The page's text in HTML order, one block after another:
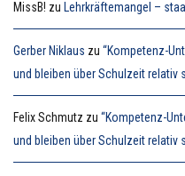
MissB! zu Lehrkräftemangel –
Gerber Niklaus zu “Kompetenz-
und bleiben über Schulzeit relativ
Felix Schmutz zu “Kompetenz-
und bleiben über Schulzeit relativ